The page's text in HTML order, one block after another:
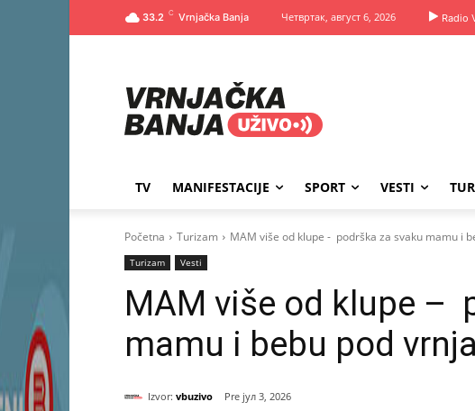
33.2 C Четвртак, август 6, 2026 Radio
TV MANIFESTACIJE SPORT VESTI
Početna Turizam MAM više od klupe - podrška za svaku mamu i
Turizam Vesti
MAM više od klupe –
mamu i bebu pod
Izvor: vbuzivo јул 3, 2026